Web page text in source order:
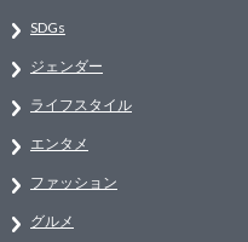
SDGs
ジェンダー
ライフスタイル
エンタメ
ファッション
グルメ